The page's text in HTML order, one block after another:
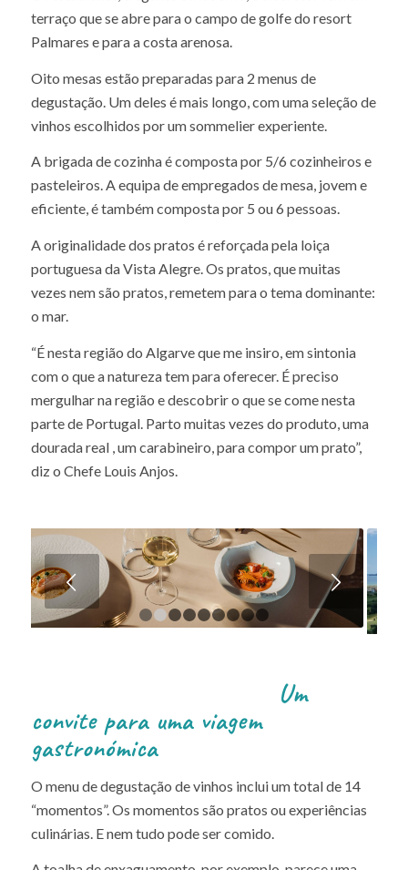
terraço que se abre para o campo de golfe do resort
Palmares e para a costa arenosa.
Oito mesas estão preparadas para 2 menus de
degustação. Um deles é mais longo, com uma seleção de
vinhos escolhidos por um sommelier experiente.
A brigada de cozinha é composta por 5/6 cozinheiros e
pasteleiros. A equipa de empregados de mesa, jovem e
eficiente, é também composta por 5 ou 6 pessoas.
A originalidade dos pratos é reforçada pela loiça
portuguesa da Vista Alegre. Os pratos, que muitas
vezes nem são pratos, remetem para o tema dominante:
o mar.
“É nesta região do Algarve que me insiro, em sintonia
com o que a natureza tem para oferecer. É preciso
mergulhar na região e descobrir o que se come nesta
parte de Portugal. Parto muitas vezes do produto, uma
dourada real , um carabineiro, para compor um prato”,
diz o Chefe Louis Anjos.
Next
Um
convite para uma viagem
gastronómica